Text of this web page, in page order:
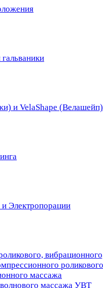
и VelaShape (Велашейп)
Электропорации
массажа
массажа УВТ